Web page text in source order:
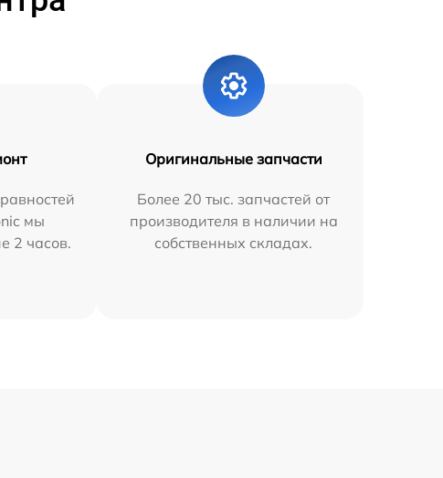
мы
2 часов.
Оригинальные запчасти
Более 20 тыс. запчастей от
производителя в наличии на
собственных складах.